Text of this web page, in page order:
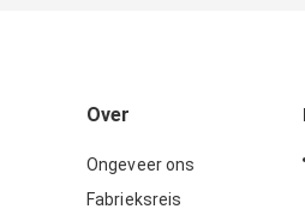
Over
Ongeveer ons
Fabrieksreis